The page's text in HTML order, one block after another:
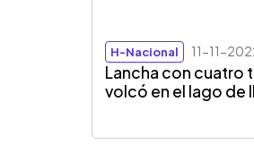
H-Nacional 11-11-
Lancha con cuatro
volcó en el lago de